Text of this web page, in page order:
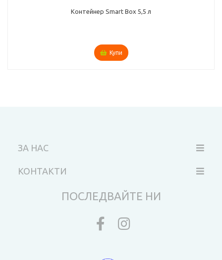
Контейнер Smart Box 5,5 л
Купи
ЗА НАС
КОНТАКТИ
ПОСЛЕДВАЙТЕ НИ